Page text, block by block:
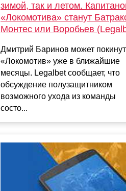
зимой, так и летом.
«Локомотива» станут
Монтес или Воробьев
Дмитрий Баринов может
«Локомотив» уже в ближайшие
месяцы. Legalbet сообщает, что
обсуждение полузащитником
возможного ухода из команды
состо...